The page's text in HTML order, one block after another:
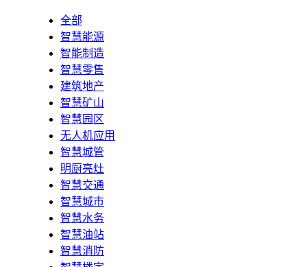
全部
智慧能源
智能制造
智慧零售
建筑地产
智慧矿山
智慧园区
无人机应用
智慧城管
明厨亮灶
智慧交通
智慧城市
智慧水务
智慧油站
智慧消防